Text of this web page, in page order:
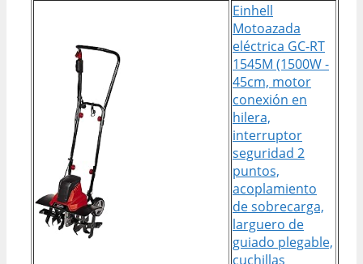
Einhell
Motoazada
eléctrica GC-RT
1545M (1500W -
45cm, motor
conexión en
hilera,
interruptor
seguridad 2
puntos,
acoplamiento
de sobrecarga,
larguero de
guiado plegable,
cuchillas